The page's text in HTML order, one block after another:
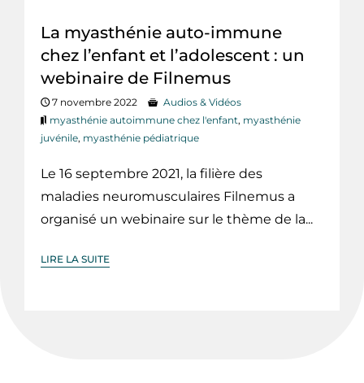
La myasthénie auto-immune
chez l’enfant et l’adolescent : un
webinaire de Filnemus
7 novembre 2022
Audios & Vidéos
myasthénie autoimmune chez l'enfant, myasthénie
juvénile, myasthénie pédiatrique
Le 16 septembre 2021, la filière des
maladies neuromusculaires Filnemus a
organisé un webinaire sur le thème de la...
LIRE LA SUITE